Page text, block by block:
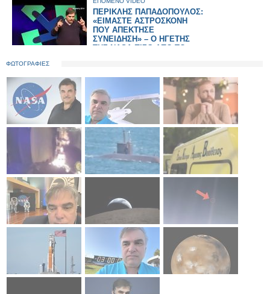
ΠΕΡΙΚΛΗΣ ΠΑΠΑΔΟΠΟΥΛΟΣ:
«ΕΙΜΑΣΤΕ ΑΣΤΡΟΣΚΟΝΗ
ΠΟΥ ΑΠΕΚΤΗΣΕ
ΣΥΝΕΙΔΗΣΗ» – Ο ΗΓΕΤΗΣ
ΤΗΣ NASA ΠΙΣΩ ΑΠΟ ΤΟ
ΦΩΤΟΓΡΑΦΙΕΣ